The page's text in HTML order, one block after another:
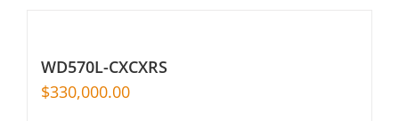
WD570L-CXCXRS
$330,000.00